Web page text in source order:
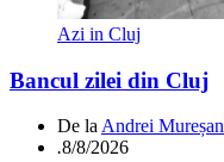
Azi in Cluj
Bancul zilei din Cluj
De la Andrei Mureșan
.8/8/2026